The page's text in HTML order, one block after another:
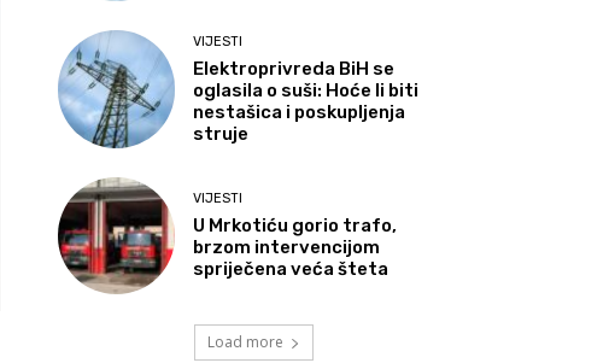
VIJESTI
Elektroprivreda BiH se
oglasila o suši: Hoće li biti
nestašica i poskupljenja
struje
VIJESTI
U Mrkotiću gorio trafo,
brzom intervencijom
spriječena veća šteta
Load more